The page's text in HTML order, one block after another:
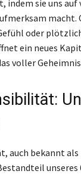
indem sie uns auf
macht.
oder
ein neues
voller
auch bekannt
unseres